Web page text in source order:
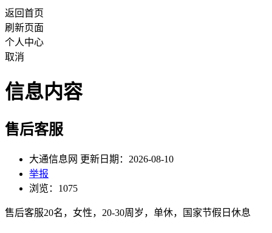
返回首页
刷新页面
个人中心
取消
信息内容
售后客服
大通信息网 更新日期：2026-08-10
举报
浏览：1075
售后客服20名，女性，20-30周岁，单休，国家节假日休息